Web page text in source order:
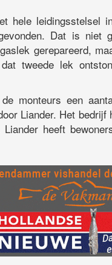
hele leidingsstelsel
Dat is niet
gerepareerd,
tweede lek
monteurs een
Liander. Het bedrijf
Liander heeft